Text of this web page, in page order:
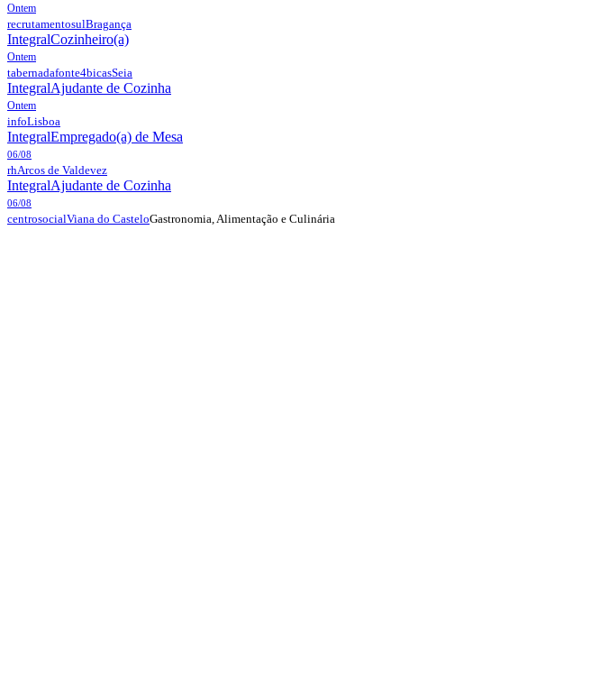
Ontem
recrutamentosulBragança
IntegralCozinheiro(a)
Ontem
tabernadafonte4bicasSeia
IntegralAjudante de Cozinha
Ontem
infoLisboa
IntegralEmpregado(a) de Mesa
06/08
rhArcos de Valdevez
IntegralAjudante de Cozinha
06/08
centrosocialViana do CasteloGastronomia, Alimentação e Culinária